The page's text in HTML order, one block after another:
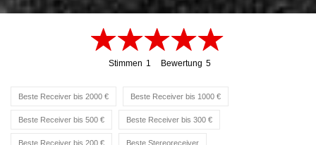
Stimmen 1
Bewertung 5
Beste Receiver bis 2000 € Beste Receiver bis 1000 €
Beste Receiver bis 500 € Beste Receiver bis 300 €
Beste Receiver bis 200 € Beste Stereoreceiver